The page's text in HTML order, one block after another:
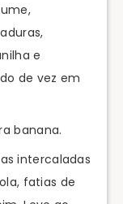
e
de vez em
banana.
intercaladas
fatias de